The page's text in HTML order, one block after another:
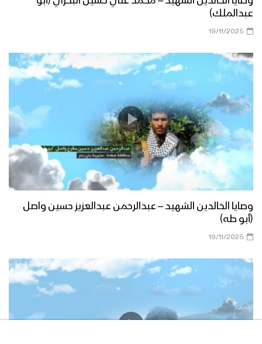
عبدالملك)
19/11/2025
وصايا الخالدين الشهيد – عبدالرحمن عبدالعزيز حسين واصل
(أبو طه)
19/11/2025